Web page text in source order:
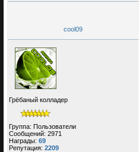
cool09
Грёбаный колладер
Группа: Пользователи
Сообщений: 2971
Награды: 69
Репутация: 2209